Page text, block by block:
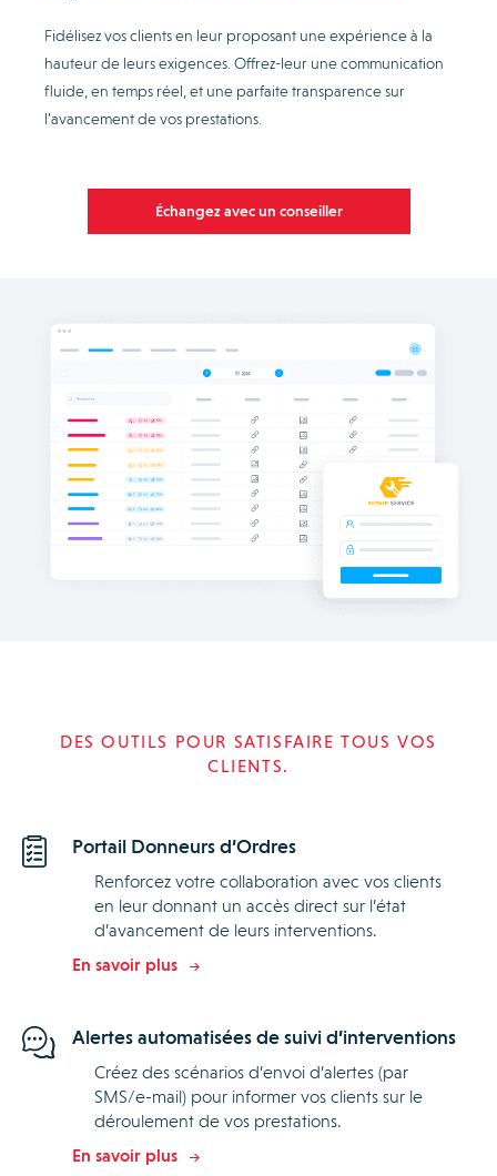
Fidélisez vos clients en leur proposant une expérience à la
hauteur de leurs exigences. Offrez-leur une communication
fluide, en temps réel, et une parfaite transparence sur
l’avancement de vos prestations.
Échangez avec un conseiller
DES OUTILS POUR SATISFAIRE TOUS VOS
CLIENTS.
Portail Donneurs d’Ordres
Renforcez votre collaboration avec vos clients
en leur donnant un accès direct sur l’état
d’avancement de leurs interventions.
En savoir plus
Alertes automatisées de suivi d’interventions
Créez des scénarios d’envoi d’alertes (par
SMS/e-mail) pour informer vos clients sur le
déroulement de vos prestations.
En savoir plus